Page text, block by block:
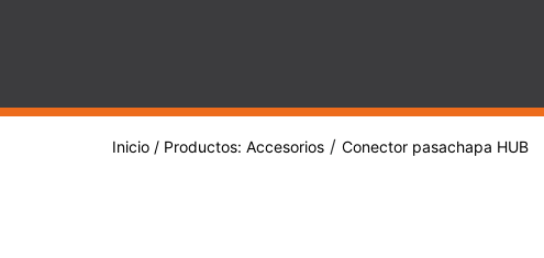
Inicio / Productos: Accesorios / Conector pasachapa HUB